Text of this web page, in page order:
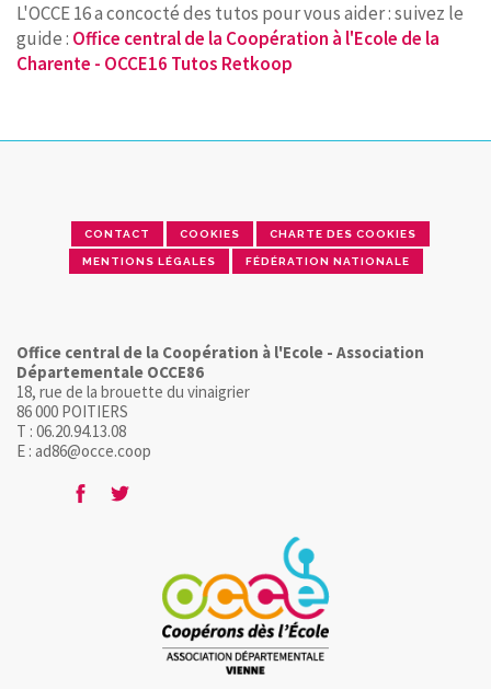
L'OCCE 16 a concocté des tutos pour vous aider : suivez le
guide : Office central de la Coopération à l'Ecole de la
Charente - OCCE16 Tutos Retkoop
CONTACT COOKIES CHARTE DES COOKIES
MENTIONS LÉGALES FÉDÉRATION NATIONALE
Office central de la Coopération à l'Ecole - Association
Départementale OCCE86
18, rue de la brouette du vinaigrier
86 000 POITIERS
T : 06.20.94.13.08
E : ad86@occe.coop